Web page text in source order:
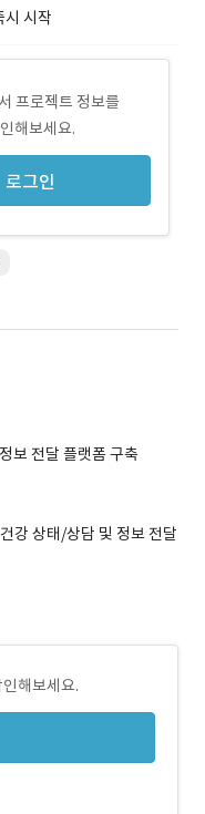
시 시작
프로젝트 정보를
해보세요.
로그인
보 전달 플랫폼 구축
강 상태/상담 및 정보 전달
해보세요.